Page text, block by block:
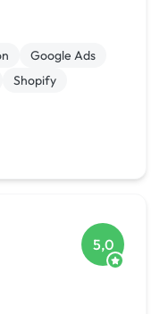
Google Ads
Shopify
5,0